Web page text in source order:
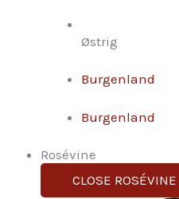
Østrig
Burgenland
Burgenland
Rosévine
CLOSE ROSÉVINE